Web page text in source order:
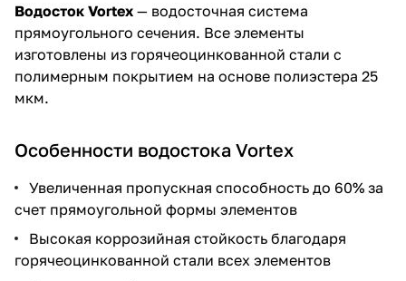
Водосток Vortex — водосточная система
прямоугольного сечения. Все элементы
изготовлены из горячеоцинкованной стали с
полимерным покрытием на основе полиэстера 25
мкм.
Особенности водостока Vortex
Увеличенная пропускная способность до 60% за
счет прямоугольной формы элементов
Высокая коррозийная стойкость благодаря
горячеоцинкованной стали всех элементов